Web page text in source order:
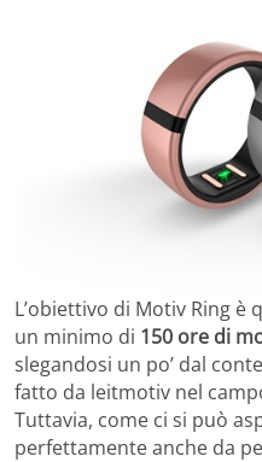
L’obiettivo di Motiv Ring è
un minimo di 150 ore di
slegandosi un po’ dal
fatto da leitmotiv nel
Tuttavia, come ci si può
perfettamente anche da